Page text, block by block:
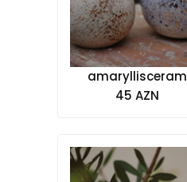
amaryllisceram
45 AZN